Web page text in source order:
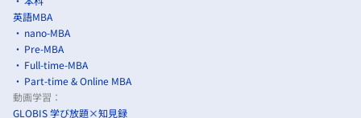
英語MBA
nano-MBA
Pre-MBA
Full-time-MBA
Part-time & Online MBA
動画学習：
GLOBIS 学び放題×知見録